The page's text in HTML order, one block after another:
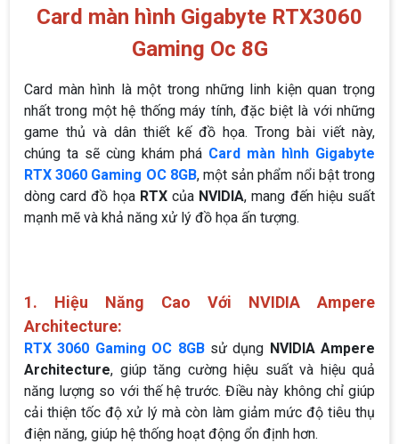
Card màn hình Gigabyte RTX3060
Gaming Oc 8G
Card màn hình là một trong những linh kiện quan trọng
nhất trong một hệ thống máy tính, đặc biệt là với những
game thủ và dân thiết kế đồ họa. Trong bài viết này,
chúng ta sẽ cùng khám phá Card màn hình Gigabyte
RTX 3060 Gaming OC 8GB, một sản phẩm nổi bật trong
dòng card đồ họa RTXcủa NVIDIA, mang đến hiệu suất
mạnh mẽ và khả năng xử lý đồ họa ấn tượng.
1. Hiệu Năng Cao Với NVIDIA Ampere
Architecture:
RTX 3060 Gaming OC 8GBsử dụng NVIDIA Ampere
Architecture, giúp tăng cường hiệu suất và hiệu quả
năng lượng so với thế hệ trước. Điều này không chỉ giúp
cải thiện tốc độ xử lý mà còn làm giảm mức độ tiêu thụ
điện năng, giúp hệ thống hoạt động ổn định hơn.